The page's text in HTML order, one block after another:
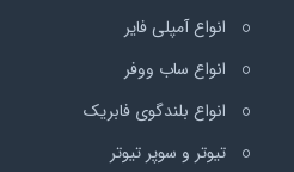
انواع آمپلی فایر
انواع ساب ووفر
انواع بلندگوی فابریک
تیوتر و سوپر تیوتر